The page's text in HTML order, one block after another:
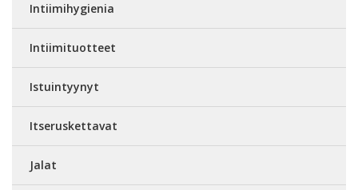
Intiimihygienia
Intiimituotteet
Istuintyynyt
Itseruskettavat
Jalat